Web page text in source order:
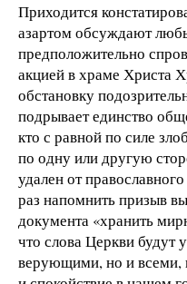
Приходится
азартом обсуждают
предположительно
акцией в храме Христа
обстановку
подрывает единство
кто с равной по силе
по одну или другую
удален от
раз напомнить призыв
документа «хранить
что слова Церкви будут
верующими, но и всеми,